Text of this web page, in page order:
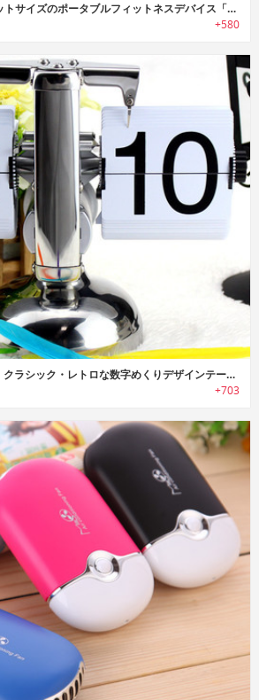
Pocket MONKII｜ポケットサイズのポータブルフィットネスデバイス「ポケットモンキー」
+580
Retro Flip Over Clock｜クラシック・レトロな数字めくりデザインテーブルクロック
+703